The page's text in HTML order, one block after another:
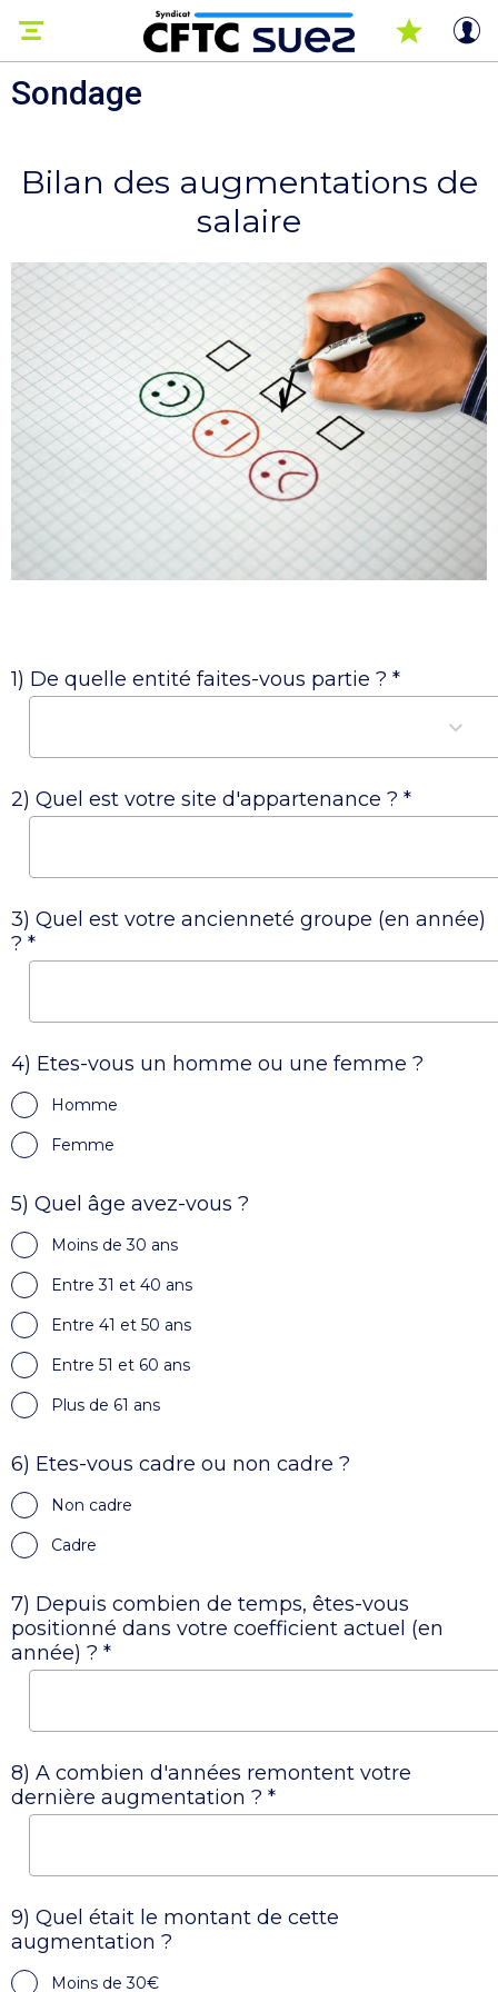
Sondage
Bilan des augmentations de
salaire
1) De quelle entité faites-vous partie ? *
2) Quel est votre site d'appartenance ? *
3) Quel est votre ancienneté groupe (en année)
? *
4) Etes-vous un homme ou une femme ?
Homme
Femme
5) Quel âge avez-vous ?
Moins de 30 ans
Entre 31 et 40 ans
Entre 41 et 50 ans
Entre 51 et 60 ans
Plus de 61 ans
6) Etes-vous cadre ou non cadre ?
Non cadre
Cadre
7) Depuis combien de temps, êtes-vous
positionné dans votre coefficient actuel (en
année) ? *
8) A combien d'années remontent votre
dernière augmentation ? *
9) Quel était le montant de cette
augmentation ?
Moins de 30€